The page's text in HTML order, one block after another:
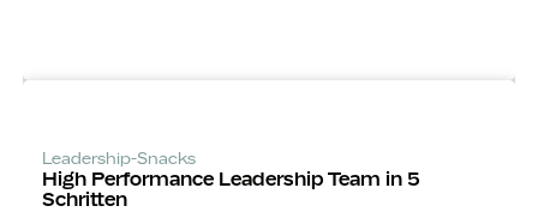
Leadership-Snacks
High Performance Leadership Team in 5
Schritten